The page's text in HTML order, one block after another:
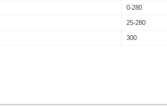
0-280
25-280
300